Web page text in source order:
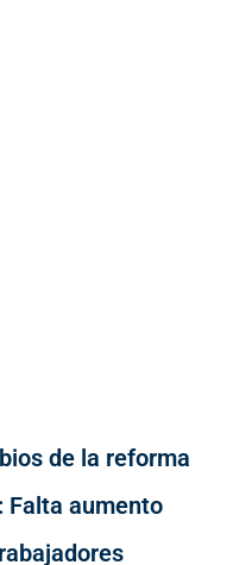
de la reforma
Falta aumento